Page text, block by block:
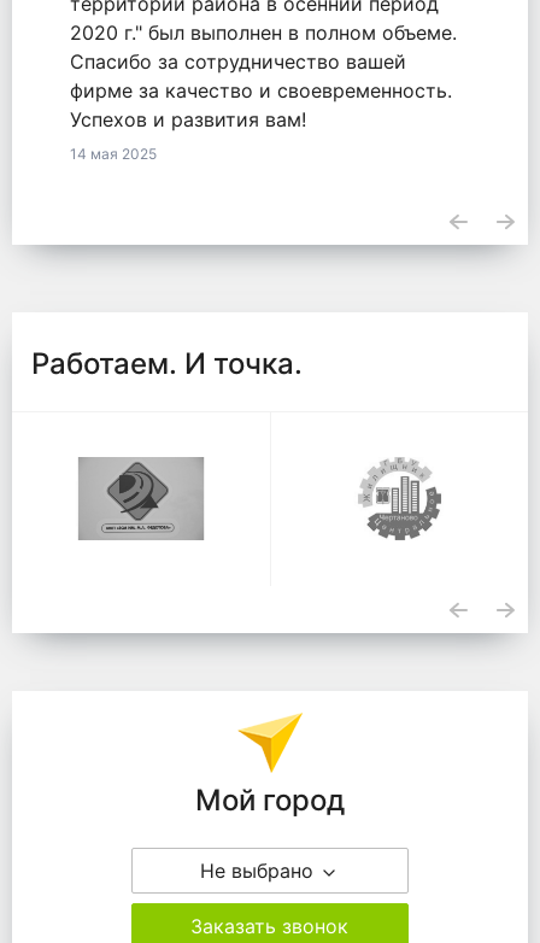
2771548855820000050 от 18.09.2020.
23 апреля 2025
Работаем. И точка.
Мой город
Не выбрано
Заказать звонок